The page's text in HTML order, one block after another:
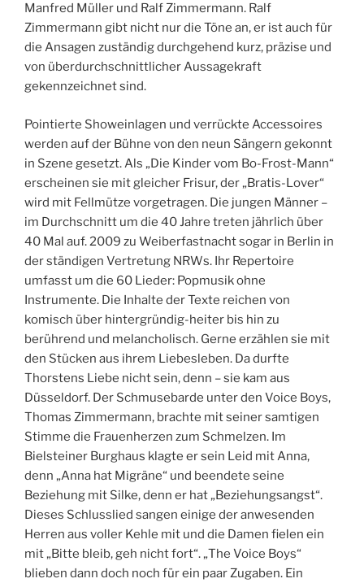
Manfred Müller und Ralf Zimmermann. Ralf
Zimmermann gibt nicht nur die Töne an, er ist auch für
die Ansagen zuständig durchgehend kurz, präzise und
von überdurchschnittlicher Aussagekraft
gekennzeichnet sind.
Pointierte Showeinlagen und verrückte Accessoires
werden auf der Bühne von den neun Sängern gekonnt
in Szene gesetzt. Als „Die Kinder vom Bo-Frost-Mann“
erscheinen sie mit gleicher Frisur, der „Bratis-Lover“
wird mit Fellmütze vorgetragen. Die jungen Männer –
im Durchschnitt um die 40 Jahre treten jährlich über
40 Mal auf. 2009 zu Weiberfastnacht sogar in Berlin in
der ständigen Vertretung NRWs. Ihr Repertoire
umfasst um die 60 Lieder: Popmusik ohne
Instrumente. Die Inhalte der Texte reichen von
komisch über hintergründig-heiter bis hin zu
berührend und melancholisch. Gerne erzählen sie mit
den Stücken aus ihrem Liebesleben. Da durfte
Thorstens Liebe nicht sein, denn – sie kam aus
Düsseldorf. Der Schmusebarde unter den Voice Boys,
Thomas Zimmermann, brachte mit seiner samtigen
Stimme die Frauenherzen zum Schmelzen. Im
Bielsteiner Burghaus klagte er sein Leid mit Anna,
denn „Anna hat Migräne“ und beendete seine
Beziehung mit Silke, denn er hat „Beziehungsangst“.
Dieses Schlusslied sangen einige der anwesenden
Herren aus voller Kehle mit und die Damen fielen ein
mit „Bitte bleib, geh nicht fort“. „The Voice Boys“
blieben dann doch noch für ein paar Zugaben. Ein